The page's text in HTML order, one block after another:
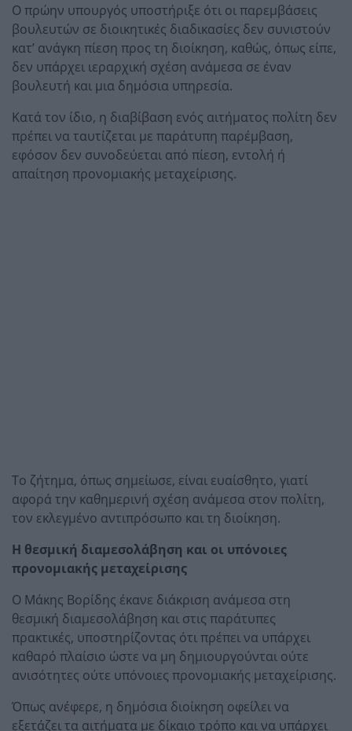
Ο πρώην υπουργός υποστήριξε ότι οι παρεμβάσεις
βουλευτών σε διοικητικές διαδικασίες δεν συνιστούν
κατ’ ανάγκη πίεση προς τη διοίκηση, καθώς, όπως είπε,
δεν υπάρχει ιεραρχική σχέση ανάμεσα σε έναν
βουλευτή και μια δημόσια υπηρεσία.
Κατά τον ίδιο, η διαβίβαση ενός αιτήματος πολίτη δεν
πρέπει να ταυτίζεται με παράτυπη παρέμβαση,
εφόσον δεν συνοδεύεται από πίεση, εντολή ή
απαίτηση προνομιακής μεταχείρισης.
Το ζήτημα, όπως σημείωσε, είναι ευαίσθητο, γιατί
αφορά την καθημερινή σχέση ανάμεσα στον πολίτη,
τον εκλεγμένο αντιπρόσωπο και τη διοίκηση.
Η θεσμική διαμεσολάβηση και οι υπόνοιες
προνομιακής μεταχείρισης
Ο Μάκης Βορίδης έκανε διάκριση ανάμεσα στη
θεσμική διαμεσολάβηση και στις παράτυπες
πρακτικές, υποστηρίζοντας ότι πρέπει να υπάρχει
καθαρό πλαίσιο ώστε να μη δημιουργούνται ούτε
ανισότητες ούτε υπόνοιες προνομιακής μεταχείρισης.
Όπως ανέφερε, η δημόσια διοίκηση οφείλει να
εξετάζει τα αιτήματα με δίκαιο τρόπο και να υπάρχει